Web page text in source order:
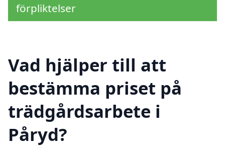
förpliktelser
Vad hjälper till att
bestämma priset på
trädgårdsarbete i
Påryd?